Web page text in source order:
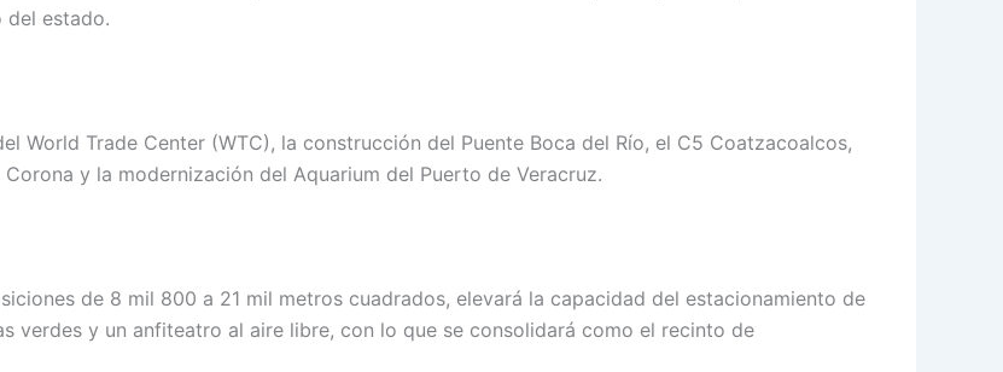
del estado.
World Trade Center (WTC), la construcción del Puente Boca del Río, el C5 Coatzacoalcos,
y la modernización del Aquarium del Puerto de Veracruz.
de 8 mil 800 a 21 mil metros cuadrados, elevará la capacidad del estacionamiento de
verdes y un anfiteatro al aire libre, con lo que se consolidará como el recinto de